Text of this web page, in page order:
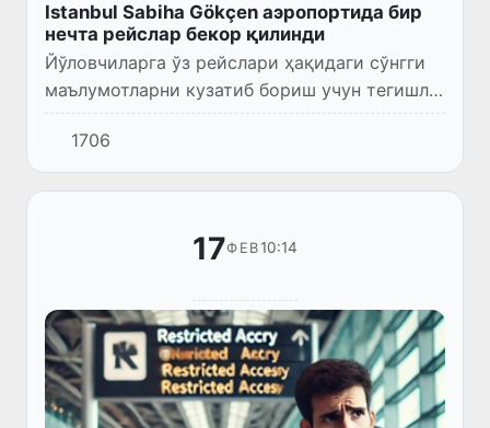
Istanbul Sabiha Gökçen аэропортида бир
нечта рейслар бекор қилинди
Йўловчиларга ўз рейслари ҳақидаги сўнгги
маълумотларни кузатиб бориш учун тегишли
авиакомпанияларнинг расмий веб-сайтлари
ва алоқа марказлари орқали маълумот
олишлари тавсия этилад...
1706
17ФЕВ10:14